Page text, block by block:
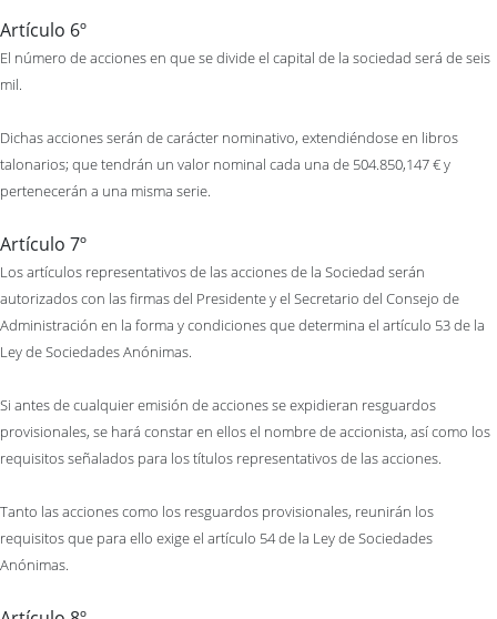
Artículo 6º
El número de acciones en que se divide el capital de la sociedad será de seis
mil.
Dichas acciones serán de carácter nominativo, extendiéndose en libros
talonarios; que tendrán un valor nominal cada una de 504.850,147 € y
pertenecerán a una misma serie.
Artículo 7º
Los artículos representativos de las acciones de la Sociedad serán
autorizados con las firmas del Presidente y el Secretario del Consejo de
Administración en la forma y condiciones que determina el artículo 53 de la
Ley de Sociedades Anónimas.
Si antes de cualquier emisión de acciones se expidieran resguardos
provisionales, se hará constar en ellos el nombre de accionista, así como los
requisitos señalados para los títulos representativos de las acciones.
Tanto las acciones como los resguardos provisionales, reunirán los
requisitos que para ello exige el artículo 54 de la Ley de Sociedades
Anónimas.